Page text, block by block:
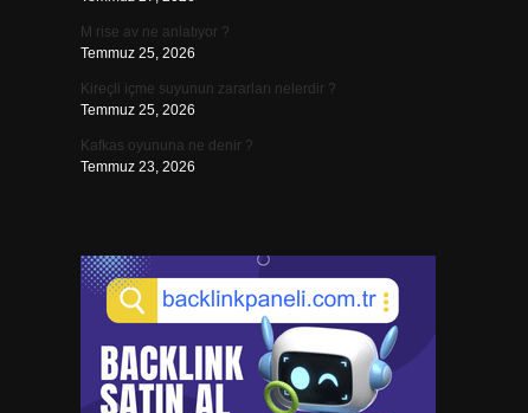
M rise av ne anlatıyor ?
Temmuz 25, 2026
Kireçli içme suyunun zararları nelerdir ?
Temmuz 25, 2026
Kafkas oyununa ne denir ?
Temmuz 23, 2026